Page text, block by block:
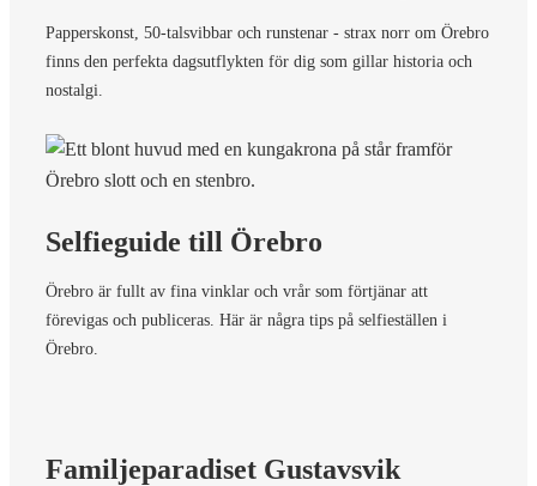
Papperskonst, 50-talsvibbar och runstenar - strax norr om Örebro
finns den perfekta dagsutflykten för dig som gillar historia och
nostalgi.
Selfieguide till Örebro
Örebro är fullt av fina vinklar och vrår som förtjänar att
förevigas och publiceras. Här är några tips på selfieställen i
Örebro.
Familjeparadiset Gustavsvik